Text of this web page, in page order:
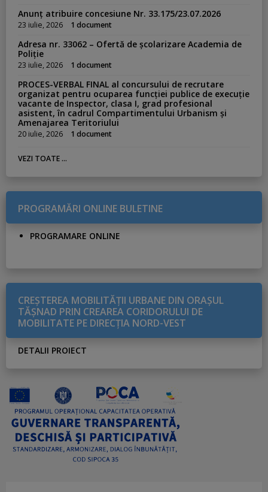
Anunț atribuire concesiune Nr. 33.175/23.07.2026
23 iulie, 2026 1 document
Adresa nr. 33062 – Ofertă de școlarizare Academia de
Poliție
23 iulie, 2026 1 document
PROCES-VERBAL FINAL al concursului de recrutare
organizat pentru ocuparea funcției publice de execuție
vacante de Inspector, clasa I, grad profesional
asistent, în cadrul Compartimentului Urbanism și
Amenajarea Teritoriului
20 iulie, 2026 1 document
VEZI TOATE ...
PROGRAMĂRI ONLINE BULETINE
PROGRAMARE ONLINE
CREŞTEREA MOBILITĂŢII URBANE DIN ORAŞUL
TĂŞNAD PRIN CREAREA CORIDORULUI DE
MOBILITATE PE DIRECŢIA NORD-VEST
DETALII PROIECT